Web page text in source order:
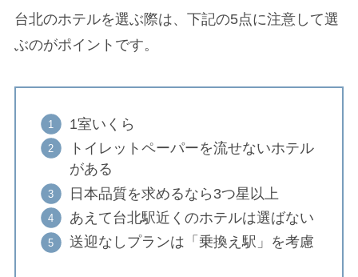
台北のホテルを選ぶ際は、下記の5点に注意して選
ぶのがポイントです。
1室いくら
トイレットペーパーを流せないホテル
がある
日本品質を求めるなら3つ星以上
あえて台北駅近くのホテルは選ばない
送迎なしプランは「乗換え駅」を考慮